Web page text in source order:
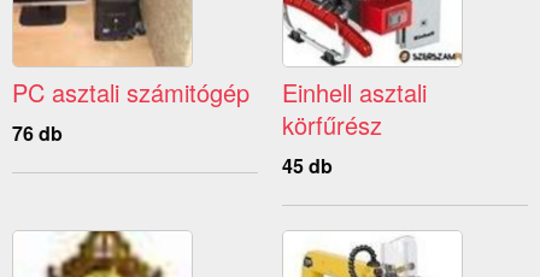
PC asztali számitógép
76 db
Einhell asztali
körfűrész
45 db